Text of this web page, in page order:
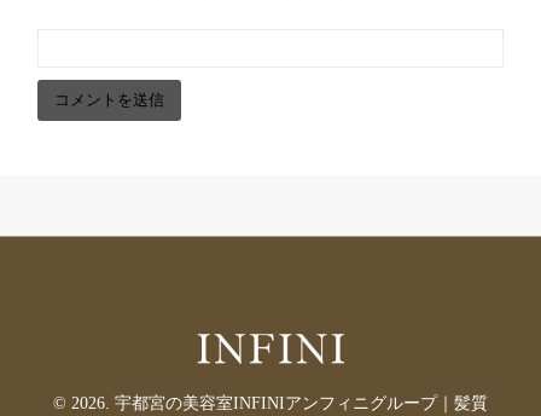
© 2026. 宇都宮の美容室INFINIアンフィニグループ｜髪質